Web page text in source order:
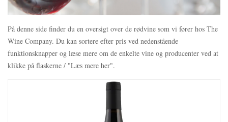
På denne side finder du en oversigt over de rødvine som vi fører hos The
Wine Company. Du kan sortere efter pris ved nedenstående
funktionsknapper og læse mere om de enkelte vine og producenter ved at
klikke på flaskerne / "Læs mere her".